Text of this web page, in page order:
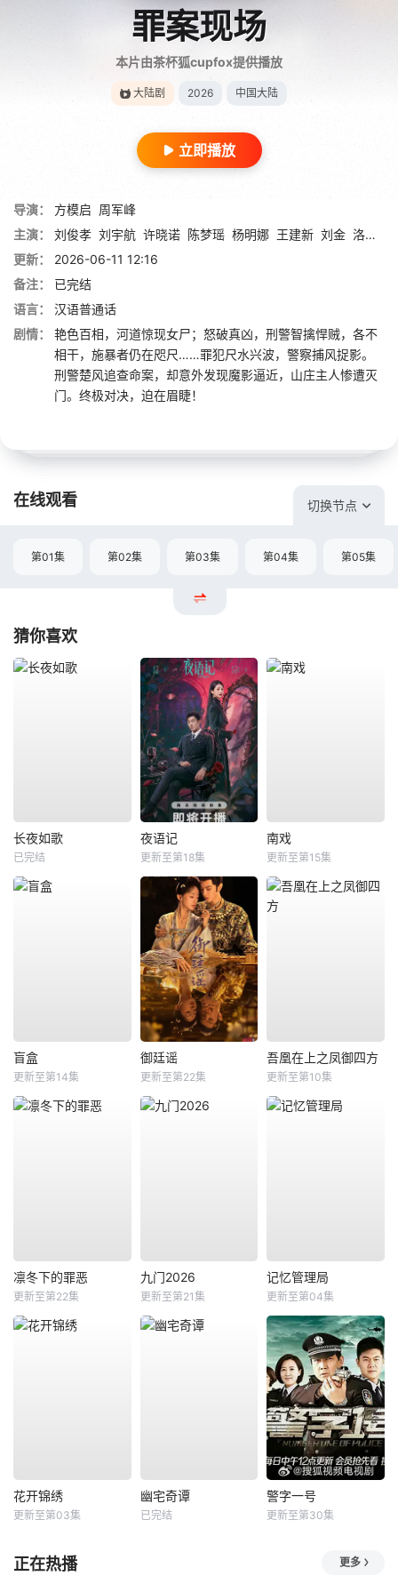
罪案现场
本片由茶杯狐cupfox提供播放
大陆剧 2026 中国大陆
立即播放
导演： 方模启 周军峰
主演：
刘俊孝 刘宇航 许晓诺 陈梦瑶 杨明娜 王建新 刘金 洛嘉
更新：
2026-06-11 12:16
备注：
已完结
语言：
汉语普通话
剧情：
艳色百相，河道惊现女尸；怒破真凶，刑警智擒悍贼，各不
相干‌，施暴者仍在咫尺……罪犯尺水兴波，警察捕风捉影。
刑警楚风追查命案，却意外发现魔影逼近，山庄主人惨遭灭
门。终极对决，迫在眉睫‌！
在线观看 切换节点
第01集 第02集 第03集 第04集 第05集
猜你喜欢
长夜如歌
已完结
夜语记
更新至第18集
南戏
更新至第15集
盲盒
更新至第14集
御廷谣
更新至第22集
吾凰在上之凤御四方
更新至第10集
凛冬下的罪恶
更新至第22集
九门2026
更新至第21集
记忆管理局
更新至第04集
花开锦绣
更新至第03集
幽宅奇谭
已完结
警字一号
更新至第30集
正在热播 更多